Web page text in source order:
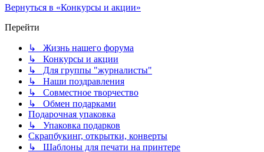
Вернуться в «Конкурсы и акции»
Перейти
↳ Жизнь нашего форума
↳ Конкурсы и акции
↳ Для группы "журналисты"
↳ Наши поздравления
↳ Совместное творчество
↳ Обмен подарками
Подарочная упаковка
↳ Упаковка подарков
Скрапбукинг, открытки, конверты
↳ Шаблоны для печати на принтере